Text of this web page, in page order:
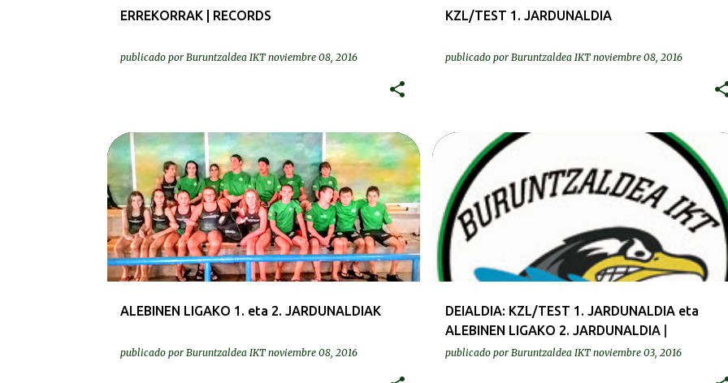
ERREKORRAK | RECORDS
publicado por Buruntzaldea IKT noviembre 08, 2016
KZL/TEST 1. JARDUNALDIA
publicado por Buruntzaldea IKT noviembre 08, 2016
ALEBINEN LIGAKO 1. eta 2. JARDUNALDIAK
publicado por Buruntzaldea IKT noviembre 08, 2016
KRONIKAK-CRÓNICAS
DEIALDIA: KZL/TEST 1. JARDUNALDIA eta
ALEBINEN LIGAKO 2. JARDUNALDIA |
CONVOCATORIA: 1ª JORNADA LED/TEST y 2ª
publicado por Buruntzaldea IKT noviembre 03, 2016
DEIALDIAK-CONVOCATORIAS